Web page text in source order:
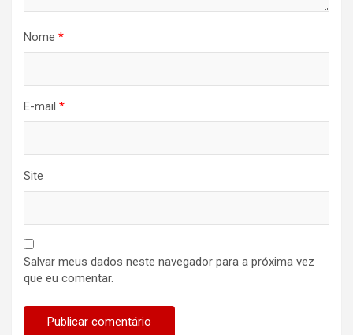
Nome *
E-mail *
Site
Salvar meus dados neste navegador para a próxima vez
que eu comentar.